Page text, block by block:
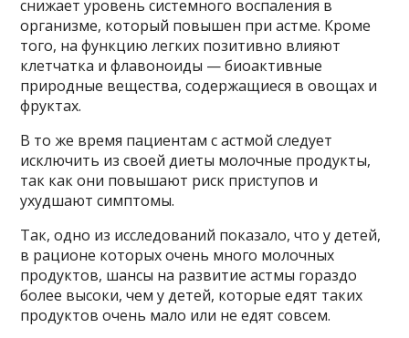
снижает уровень системного воспаления в
организме, который повышен при астме. Кроме
того, на функцию легких позитивно влияют
клетчатка и флавоноиды — биоактивные
природные вещества, содержащиеся в овощах и
фруктах.
В то же время пациентам с астмой следует
исключить из своей диеты молочные продукты,
так как они повышают риск приступов и
ухудшают симптомы.
Так, одно из исследований показало, что у детей,
в рационе которых очень много молочных
продуктов, шансы на развитие астмы гораздо
более высоки, чем у детей, которые едят таких
продуктов очень мало или не едят совсем.